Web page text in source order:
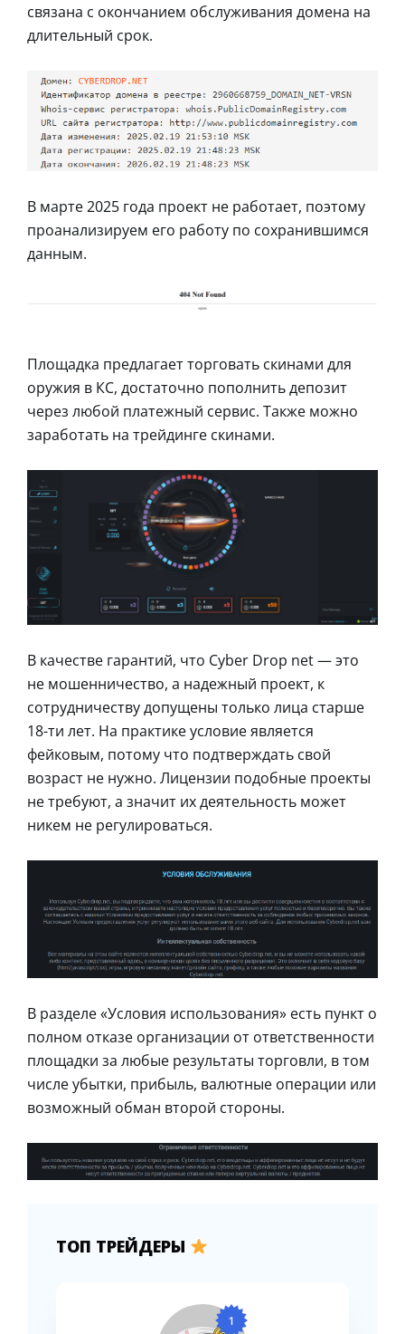
связана с окончанием обслуживания домена на
длительный срок.
В марте 2025 года проект не работает, поэтому
проанализируем его работу по сохранившимся
данным.
Площадка предлагает торговать скинами для
оружия в КС, достаточно пополнить депозит
через любой платежный сервис. Также можно
заработать на трейдинге скинами.
В качестве гарантий, что Cyber Drop net — это
не мошенничество, а надежный проект, к
сотрудничеству допущены только лица старше
18-ти лет. На практике условие является
фейковым, потому что подтверждать свой
возраст не нужно. Лицензии подобные проекты
не требуют, а значит их деятельность может
никем не регулироваться.
В разделе «Условия использования» есть пункт о
полном отказе организации от ответственности
площадки за любые результаты торговли, в том
числе убытки, прибыль, валютные операции или
возможный обман второй стороны.
ТОП ТРЕЙДЕРЫ
1